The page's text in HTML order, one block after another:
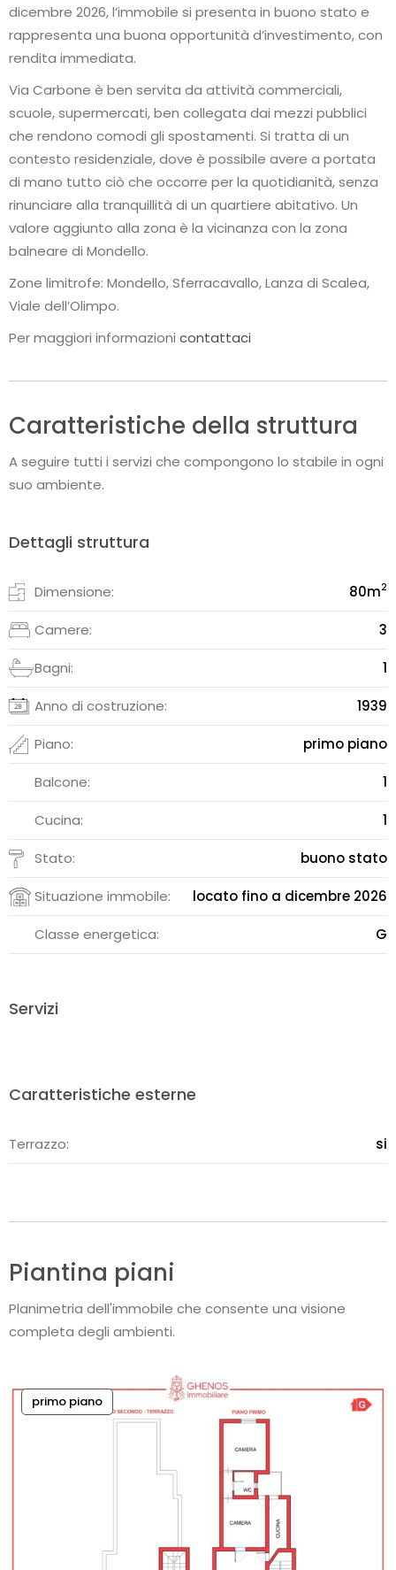
dicembre 2026, l’immobile si presenta in buono stato e
rappresenta una buona opportunità d’investimento, con
rendita immediata.
Via Carbone è ben servita da attività commerciali,
scuole, supermercati, ben collegata dai mezzi pubblici
che rendono comodi gli spostamenti. Si tratta di un
contesto residenziale, dove è possibile avere a portata
di mano tutto ciò che occorre per la quotidianità, senza
rinunciare alla tranquillità di un quartiere abitativo. Un
valore aggiunto alla zona è la vicinanza con la zona
balneare di Mondello.
Zone limitrofe: Mondello, Sferracavallo, Lanza di Scalea,
Viale dell’Olimpo.
Per maggiori informazioni contattaci
Caratteristiche della struttura
A seguire tutti i servizi che compongono lo stabile in ogni
suo ambiente.
Dettagli struttura
Dimensione: 80m2
Camere: 3
Bagni: 1
Anno di costruzione: 1939
Piano: primo piano
Balcone: 1
Cucina: 1
Stato: buono stato
Situazione immobile: locato fino a dicembre 2026
Classe energetica: G
Servizi
Caratteristiche esterne
Terrazzo: si
Piantina piani
Planimetria dell'immobile che consente una visione
completa degli ambienti.
primo piano